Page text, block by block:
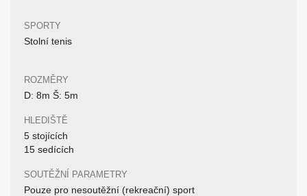
SPORTY
Stolní tenis
ROZMĚRY
D: 8m Š: 5m
HLEDIŠTĚ
5 stojících
15 sedících
SOUTĚŽNÍ PARAMETRY
Pouze pro nesoutěžní (rekreační) sport